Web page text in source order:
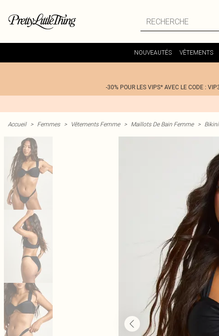
NOUVEAUTÉS VÊTEMENTS
-30% POUR LES VIPS* AVEC LE CODE :
Accueil > Femmes > Vêtements Femme > Maillots De Bain Femme >